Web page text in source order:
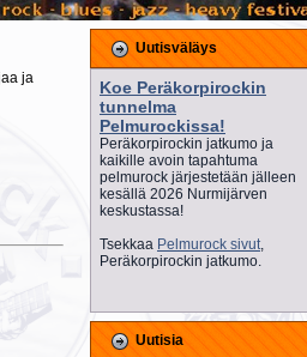
ja
Uutisväläys
Koe Peräkorpirockin
tunnelma
Pelmurockissa!
Peräkorpirockin jatkumo ja
kaikille avoin tapahtuma
pelmurock järjestetään jälleen
kesällä 2026 Nurmijärven
keskustassa!
Tsekkaa Pelmurock sivut,
Peräkorpirockin jatkumo.
Uutisia